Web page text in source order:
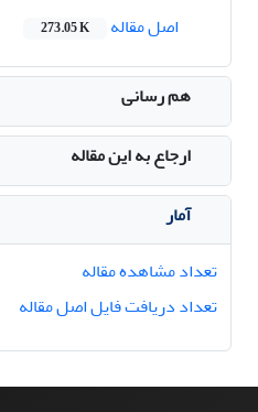
اصل مقاله
273.05 K
هم رسانی
ارجاع به این مقاله
آمار
تعداد مشاهده مقاله
تعداد دریافت فایل اصل مقاله